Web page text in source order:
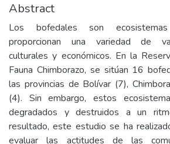
Abstract
Los bofedales son
proporcionan una variedad de
culturales y económicos. En la
Fauna Chimborazo, se sitúan 16
las provincias de Bolívar (7),
(4). Sin embargo, estos
degradados y destruidos a un
resultado, este estudio se ha
evaluar las actitudes de las